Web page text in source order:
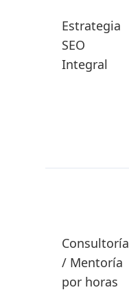
Estrategia
SEO
Integral
Consultoría
/ Mentoría
por horas